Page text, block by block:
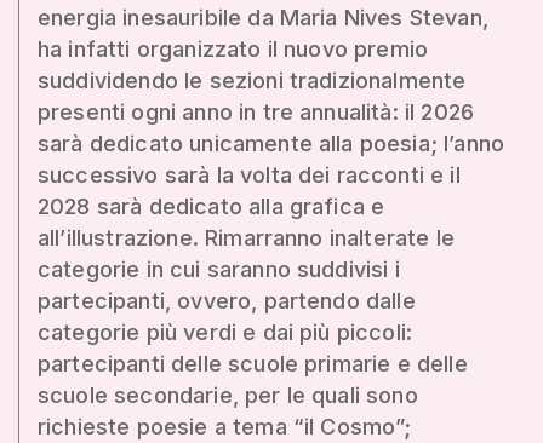
energia inesauribile da Maria Nives Stevan,
ha infatti organizzato il nuovo premio
suddividendo le sezioni tradizionalmente
presenti ogni anno in tre annualità: il 2026
sarà dedicato unicamente alla poesia; l’anno
successivo sarà la volta dei racconti e il
2028 sarà dedicato alla grafica e
all’illustrazione. Rimarranno inalterate le
categorie in cui saranno suddivisi i
partecipanti, ovvero, partendo dalle
categorie più verdi e dai più piccoli:
partecipanti delle scuole primarie e delle
scuole secondarie, per le quali sono
richieste poesie a tema “il Cosmo”;